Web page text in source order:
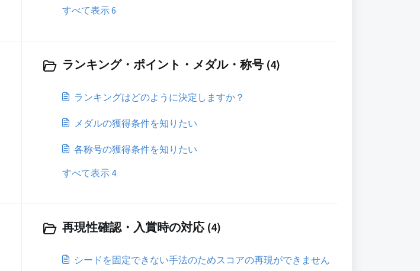
すべて表示 6
ランキング・ポイント・メダル・称号 (4)
ランキングはどのように決定しますか？
メダルの獲得条件を知りたい
各称号の獲得条件を知りたい
すべて表示 4
再現性確認・入賞時の対応 (4)
シードを固定できない手法のためスコアの再現ができません